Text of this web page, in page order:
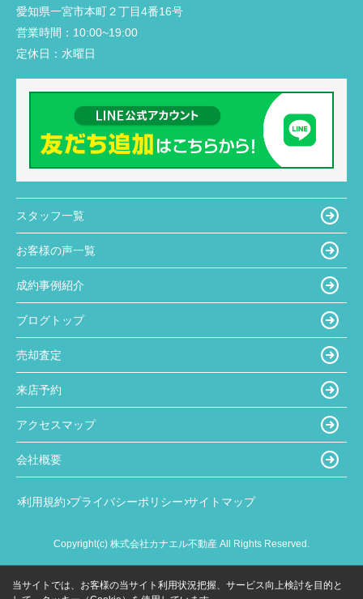
愛知県一宮市本町２丁目4番16号
営業時間： 10:00~19:00
定休日： 水曜日
スタッフ一覧
お客様の声一覧
成約事例紹介
ブログトップ
売却査定
来店予約
アクセスマップ
会社概要
利用規約 プライバシーポリシー サイトマップ
Copyright(c) 株式会社カナエル不動産 All Rights Reserved.
当サイトでは、お客様の当サイト利用状況把握、サービス向上検討を目的と